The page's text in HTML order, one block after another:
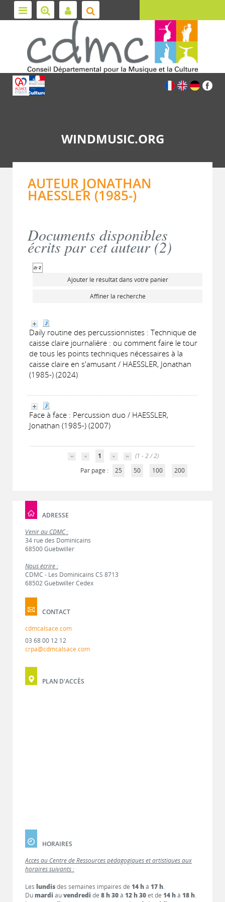
WINDMUSIC.ORG
AUTEUR JONATHAN
HAESSLER (1985-)
Documents disponibles
écrits par cet auteur (2)
Ajouter le résultat dans votre panier
Affiner la recherche
Daily routine des percussionnistes : Technique de
caisse claire journalière : ou comment faire le tour
de tous les points techniques nécessaires à la
caisse claire en s'amusant / HAESSLER, Jonathan
(1985-) (2024)
Face à face : Percussion duo / HAESSLER,
Jonathan (1985-) (2007)
1
(1 - 2 / 2)
Par page :
25 50 100 200
ADRESSE
Venir au CDMC :
34 rue des Dominicains
68500 Guebwiller
Nous écrire :
CDMC - Les Dominicains CS 8713
68502 Guebwiller Cedex
CONTACT
cdmcalsace.com
03 68 00 12 12
crpa@cdmcalsace.com
PLAN D'ACCÈS
HORAIRES
Accès au Centre de Ressources pédagogiques et artistiques aux
horaires suivants :
Les lundisdes semaines impaires de 14 hà 17 h.
Dumardi auvendredi de 8 h 30à 12 h 30et de 14 hà 18 h.